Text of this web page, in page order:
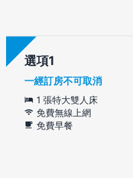
選項
一經訂房不可取消
1 張特大雙人床
免費無線上網
免費早餐